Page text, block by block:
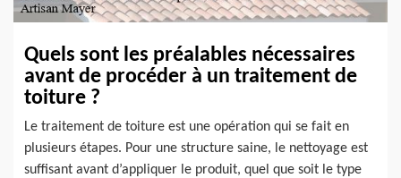
Quels sont les préalables nécessaires
avant de procéder à un traitement de
toiture ?
Le traitement de toiture est une opération qui se fait en
plusieurs étapes. Pour une structure saine, le nettoyage est
suffisant avant d’appliquer le produit, quel que soit le type